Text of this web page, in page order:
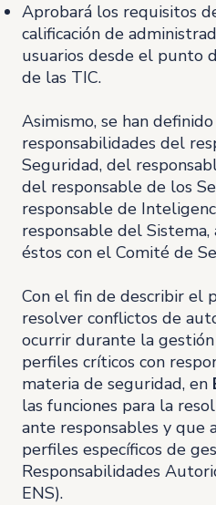
Aprobará los requisitos
calificación de
usuarios desde el punto
de las TIC.
Asimismo, se han
responsabilidades del
Seguridad, del
del responsable de los
responsable de
responsable del
éstos con el Comité de
Con el fin de describir el
resolver conflictos de
ocurrir durante la
perfiles críticos con
materia de seguridad, en
las funciones para la
ante responsables y que
perfiles específicos de
Responsabilidades
ENS).